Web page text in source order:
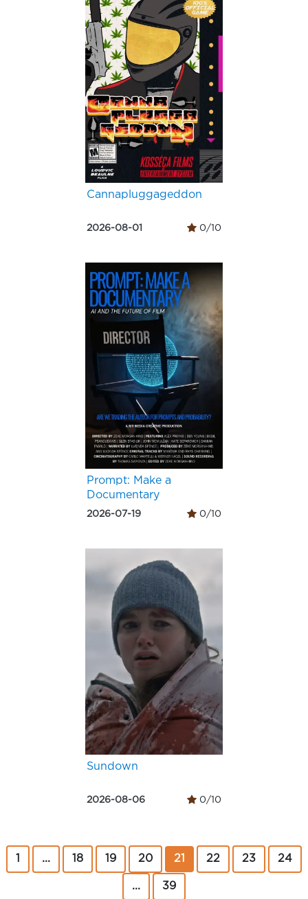
Cannapluggageddon
2026-08-01 0/10
Prompt: Make a
Documentary
2026-07-19 0/10
Sundown
2026-08-06 0/10
... 18 19 20 21 22 23 24
... 39